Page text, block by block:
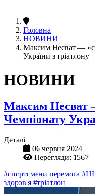
Головна
НОВИНИ
Максим Несват —
України з тріатлону
НОВИНИ
Максим Несват
Чемпіонату
Деталі
06 червня 2024
Перегляди: 1567
#спортсмени перемога
здоров'я #тріатлон